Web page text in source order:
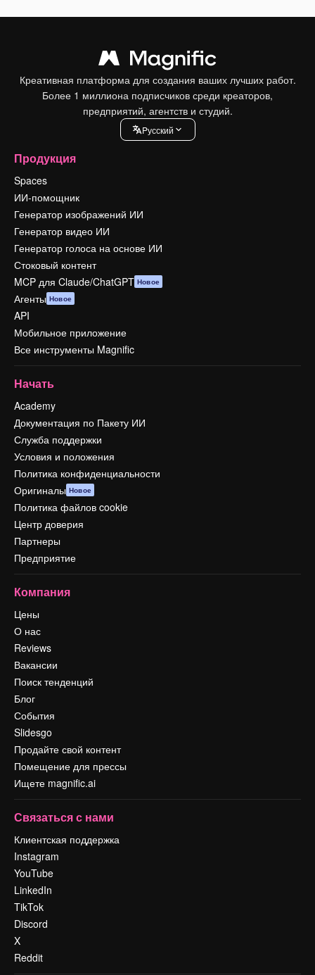
Креативная платформа для создания ваших лучших работ.
Более 1 миллиона подписчиков среди креаторов,
предприятий, агентств и студий.
Pусский
Продукция
Spaces
ИИ-помощник
Генератор изображений ИИ
Генератор видео ИИ
Генератор голоса на основе ИИ
Стоковый контент
MCP для Claude/ChatGPT Новое
Агенты Новое
API
Мобильное приложение
Все инструменты Magnific
Начать
Academy
Документация по Пакету ИИ
Служба поддержки
Условия и положения
Политика конфиденциальности
Оригиналы Новое
Политика файлов cookie
Центр доверия
Партнеры
Предприятие
Компания
Цены
О нас
Reviews
Вакансии
Поиск тенденций
Блог
События
Slidesgo
Продайте свой контент
Помещение для прессы
Ищете magnific.ai
Связаться с нами
Клиентская поддержка
Instagram
YouTube
LinkedIn
TikTok
Discord
X
Reddit